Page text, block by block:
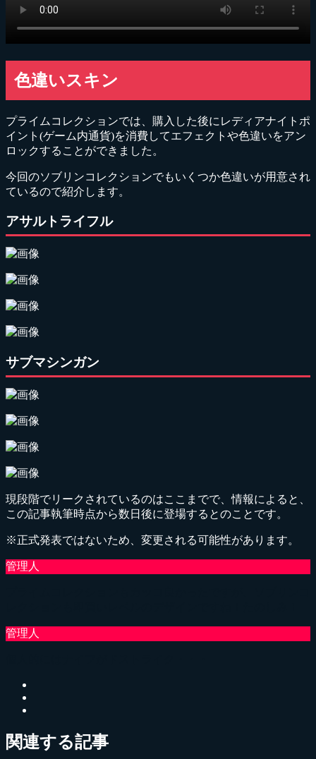
色違いスキン
プライムコレクションでは、購入した後にレディアナイトポ
イント(ゲーム内通貨)を消費してエフェクトや色違いをアン
ロックすることができました。
今回のソブリンコレクションでもいくつか色違いが用意され
ているので紹介します。
アサルトライフル
サブマシンガン
現段階でリークされているのはここまでで、情報によると、
この記事執筆時点から数日後に登場するとのことです。
※正式発表ではないため、変更される可能性があります。
関連する記事